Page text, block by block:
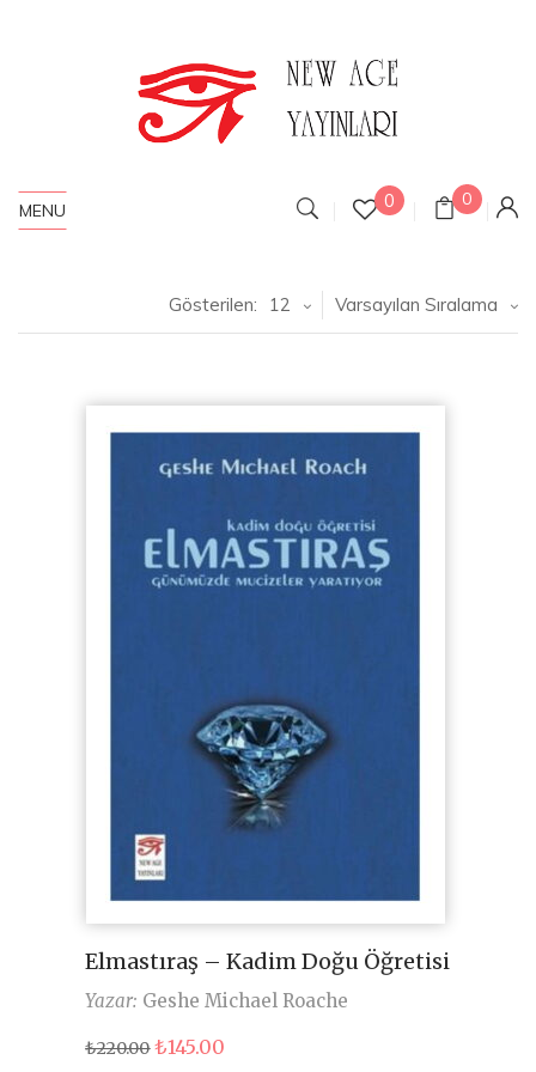
MENU 0 0
Varsayılan Sıralama
Gösterilen: 12
Elmastıraş – Kadim Doğu Öğretisi
Yazar: Geshe Michael Roache
₺220.00Orijinal
₺145.00